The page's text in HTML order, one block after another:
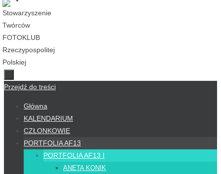
Przejdź do treści
Główna
KALENDARIUM
CZŁONKOWIE
PORTFOLIA AF13
PORTFOLIA AF13 I
ANETA KONIK